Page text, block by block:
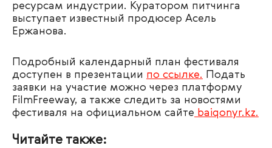
ресурсам индустрии. Куратором питчинга
выступает известный продюсер Асель
Ержанова.
Подробный календарный план фестиваля
доступен в презентации по ссылке. Подать
заявки на участие можно через платформу
FilmFreeway, а также следить за новостями
фестиваля на официальном сайте baiqonyr.kz.
Читайте также: